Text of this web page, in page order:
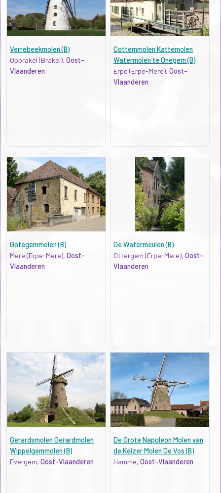
Verrebeekmolen (B)
Opbrakel (Brakel), Oost-
Vlaanderen
Cottemmolen Kattemolen
Watermolen te Onegem (B)
Erpe (Erpe-Mere),Oost-
Vlaanderen
Gotegemmolen (B)
Mere (Erpe-Mere), Oost-
Vlaanderen
De Watermeulen (B)
Ottergem (Erpe-Mere),Oost-
Vlaanderen
Gerardsmolen Gerardmolen
Wippelgemmolen (B)
Evergem, Oost-Vlaanderen
De Grote Napoleon Molen van
de Keizer Molen De Vos (B)
Hamme,Oost-Vlaanderen